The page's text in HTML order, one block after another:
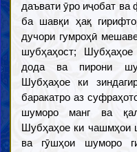
даъвати ӯро иҷобат ва
ба шавқи ҳақ
дучори гумроҳӣ
шубҳаҳост;
дода ва пирони
Шубҳаҳое ки
баракатро аз
шуморо манг ва
Шубҳаҳое ки чашмҳои
ва гӯшҳои шуморо